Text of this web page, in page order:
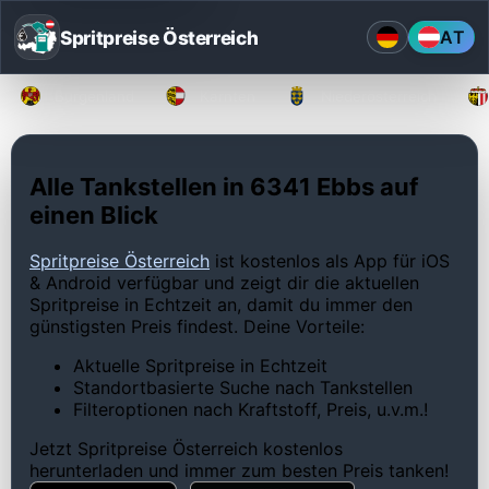
Spritpreise Österreich AT
Alle Tankstellen in 6341 Ebbs auf
einen Blick
Spritpreise Österreich ist kostenlos als App für iOS
& Android verfügbar und zeigt dir die aktuellen
Spritpreise in Echtzeit an, damit du immer den
günstigsten Preis findest. Deine Vorteile:
Aktuelle Spritpreise in Echtzeit
Standortbasierte Suche nach Tankstellen
Filteroptionen nach Kraftstoff, Preis, u.v.m.!
Jetzt Spritpreise Österreich kostenlos
herunterladen und immer zum besten Preis tanken!